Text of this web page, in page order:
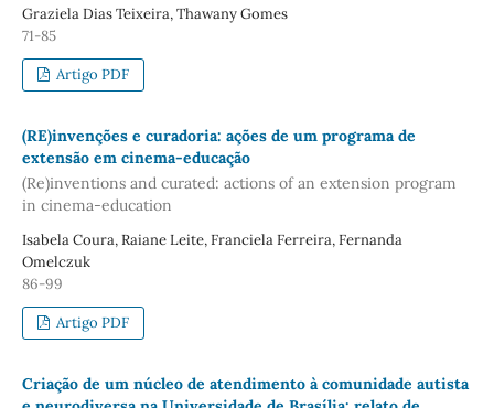
Graziela Dias Teixeira, Thawany Gomes
71-85
Artigo PDF
(RE)invenções e curadoria: ações de um programa de
extensão em cinema-educação
(Re)inventions and curated: actions of an extension program
in cinema-education
Isabela Coura, Raiane Leite, Franciela Ferreira, Fernanda
Omelczuk
86-99
Artigo PDF
Criação de um núcleo de atendimento à comunidade autista